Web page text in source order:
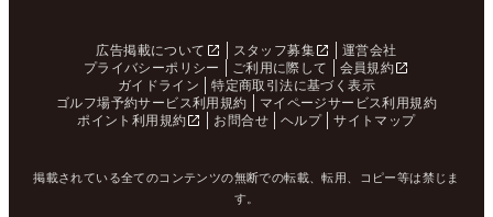
広告掲載について スタッフ募集
運営会社
プライバシーポリシー
ご利用に際して
会員規約
ガイドライン
特定商取引法に基づく表示
ゴルフ場予約サービス利用規約
マイページサービス利用規約
ポイント利用規約
お問合せ ヘルプ サイトマップ
掲載されている全てのコンテンツの無断での転載、転用、コピー等は禁じま
す。